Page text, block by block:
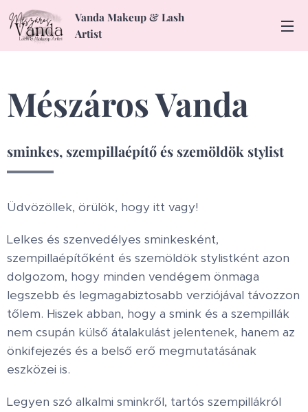
Vanda Makeup & Lash
Artist
Mészáros Vanda
sminkes, szempillaépítő és szemöldök stylist
Üdvözöllek, örülök, hogy itt vagy!
Lelkes és szenvedélyes sminkesként,
szempillaépítőként és szemöldök stylistként azon
dolgozom, hogy minden vendégem önmaga
legszebb és legmagabiztosabb verziójával távozzon
tőlem. Hiszek abban, hogy a smink és a szempillák
nem csupán külső átalakulást jelentenek, hanem az
önkifejezés és a belső erő megmutatásának
eszközei is.
Legyen szó alkalmi sminkről, tartós szempillákról